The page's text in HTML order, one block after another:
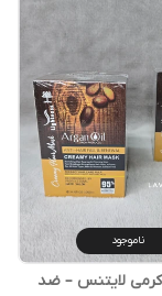
ناموجود
لایتنس – ضد